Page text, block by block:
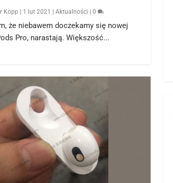
Kopp | 1 lut 2021 |Aktualności |0
że niebawem doczekamy się nowej
Pro, narastają. Większość...